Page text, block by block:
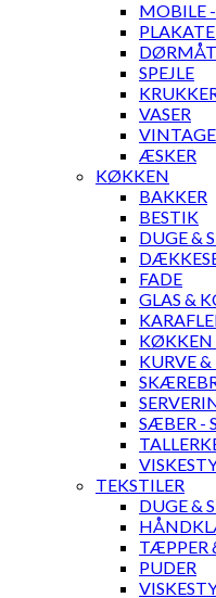
MOBILE
SPEJLE
VASER
ÆSKER
KØKKEN
BAKKER
BESTIK
DUGE &
FADE
GLAS &
KØKKEN
KURVE &
SÆBER -
TEKSTILER
DUGE &
TÆPPER
PUDER